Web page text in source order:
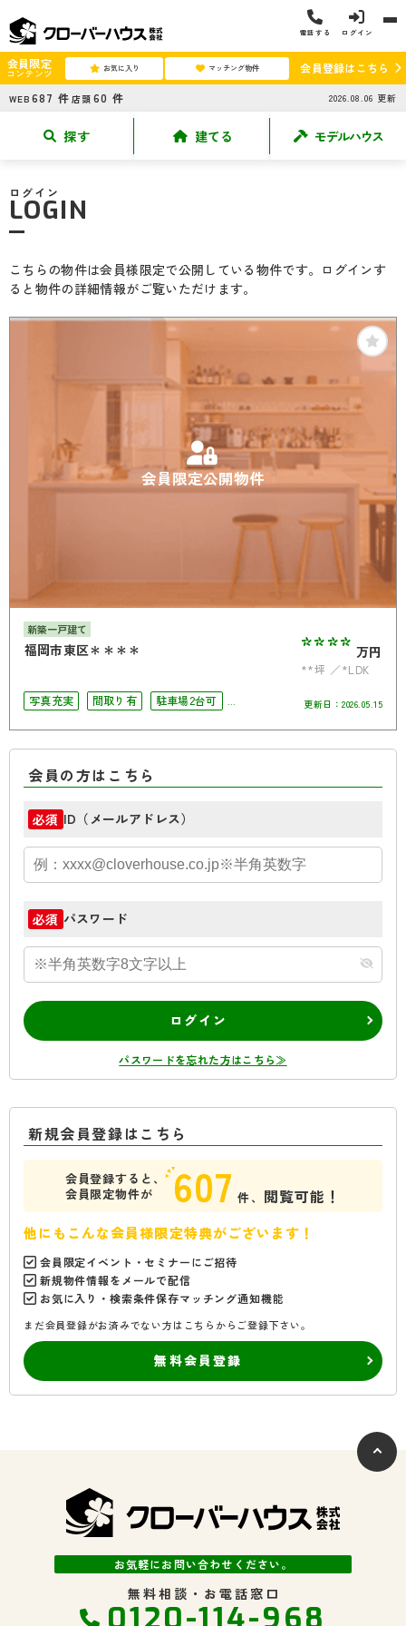
電話する ログイン
会員限定
コンテンツ お気に入り マッチング物件 会員登録はこちら
WEB 687 件 店頭 60 件 2026.08.06 更新
探す 建てる モデルハウス
ログイン
LOGIN
こちらの物件は会員様限定で公開している物件です。ログインす
ると物件の詳細情報がご覧いただけます。
会員限定公開物件
新築一戸建て
福岡市東区＊＊＊＊ **** 万円
**坪
*LDK
写真充実
間取り有
駐車場2台可
更新日： 2026.05.15
会員の方はこちら
必須 ID（メールアドレス）
必須 パスワード
ログイン
パスワードを忘れた方はこちら≫
新規会員登録はこちら
会員登録すると、
会員限定物件が
607 件、 閲覧可能！
他にもこんな会員様限定特典がございます！
会員限定イベント・セミナーにご招待
新規物件情報をメールで配信
お気に入り・検索条件保存マッチング通知機能
まだ会員登録がお済みでない方はこちらからご登録下さい。
無料会員登録
お気軽にお問い合わせください。
無料相談・お電話窓口